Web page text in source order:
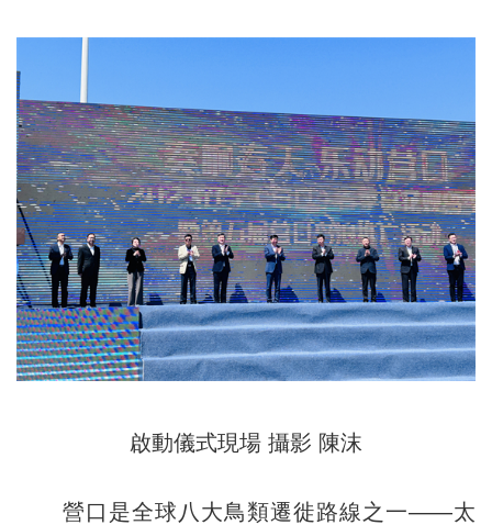
啟動儀式現場 攝影 陳沫
營口是全球八大鳥類遷徙路線之一——太